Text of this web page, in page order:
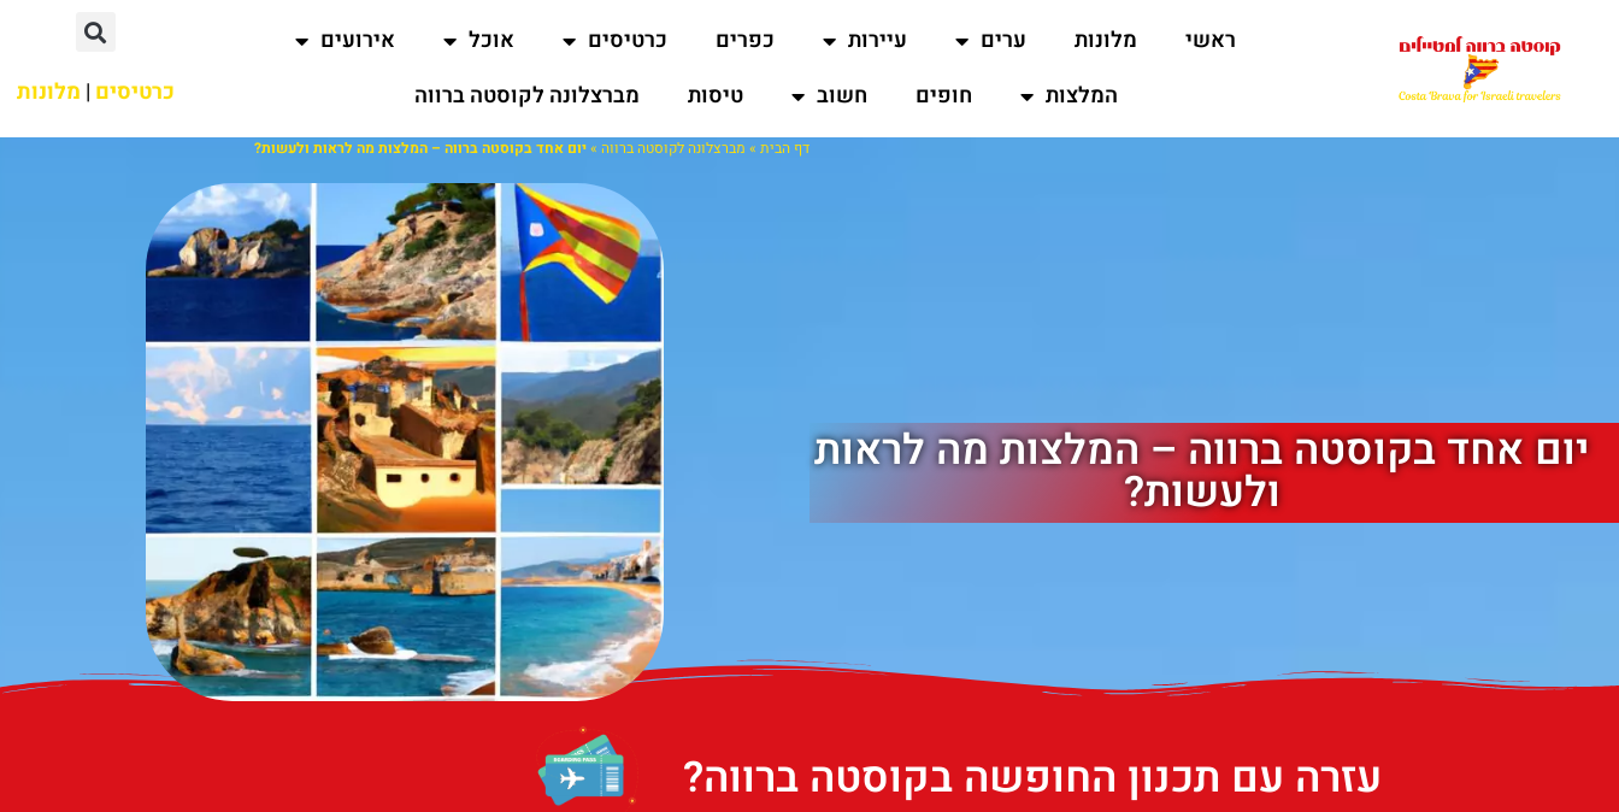
ראשי מלונות ערים עיירות כפרים כרטיסים אוכל
אירועים
המלצות
חופים חשוב טיסות מברצלונה לקוסטה ברווה כרטיסים | מלונות
יום אחד בקוסטה ברווה – המלצות מה לראות
ולעשות?
דף הבית » מברצלונה לקוסטה ברווה »יום אחד בקוסטה ברווה – המלצות מה לראות ולעשות?
עזרה עם תכנון החופשה בקוסטה ברווה?